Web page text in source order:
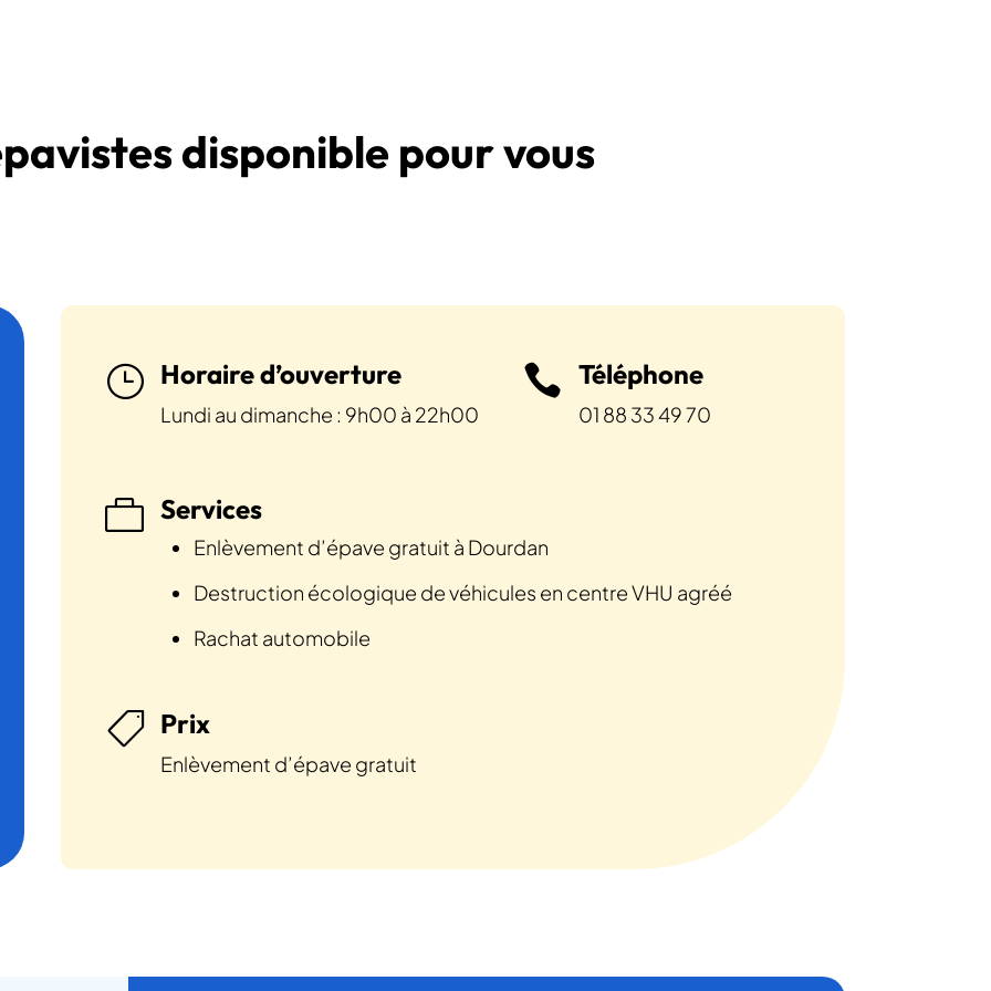
disponible pour vous
} Horaire d’ouverture
Lundi au dimanche : 9h00 à 22h00
 Téléphone
01 88 33 49 70
 Services
Enlèvement d’épave gratuit à Dourdan
Destruction écologique de véhicules en centre VHU agréé
Rachat automobile
 Prix
Enlèvement d’épave gratuit